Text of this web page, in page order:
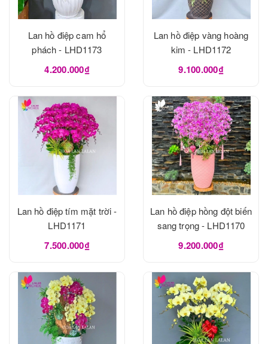
Lan hồ điệp cam hổ
phách - LHD1173
4.200.000₫
Lan hồ điệp vàng hoàng
kim - LHD1172
9.100.000₫
Lan hồ điệp tím mặt trời -
LHD1171
7.500.000₫
Lan hồ điệp hồng đột biến
sang trọng - LHD1170
9.200.000₫